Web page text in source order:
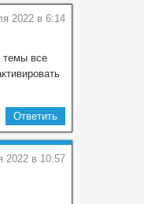
2022 в 6:14
темы все
Ответить
2022 в 10:57